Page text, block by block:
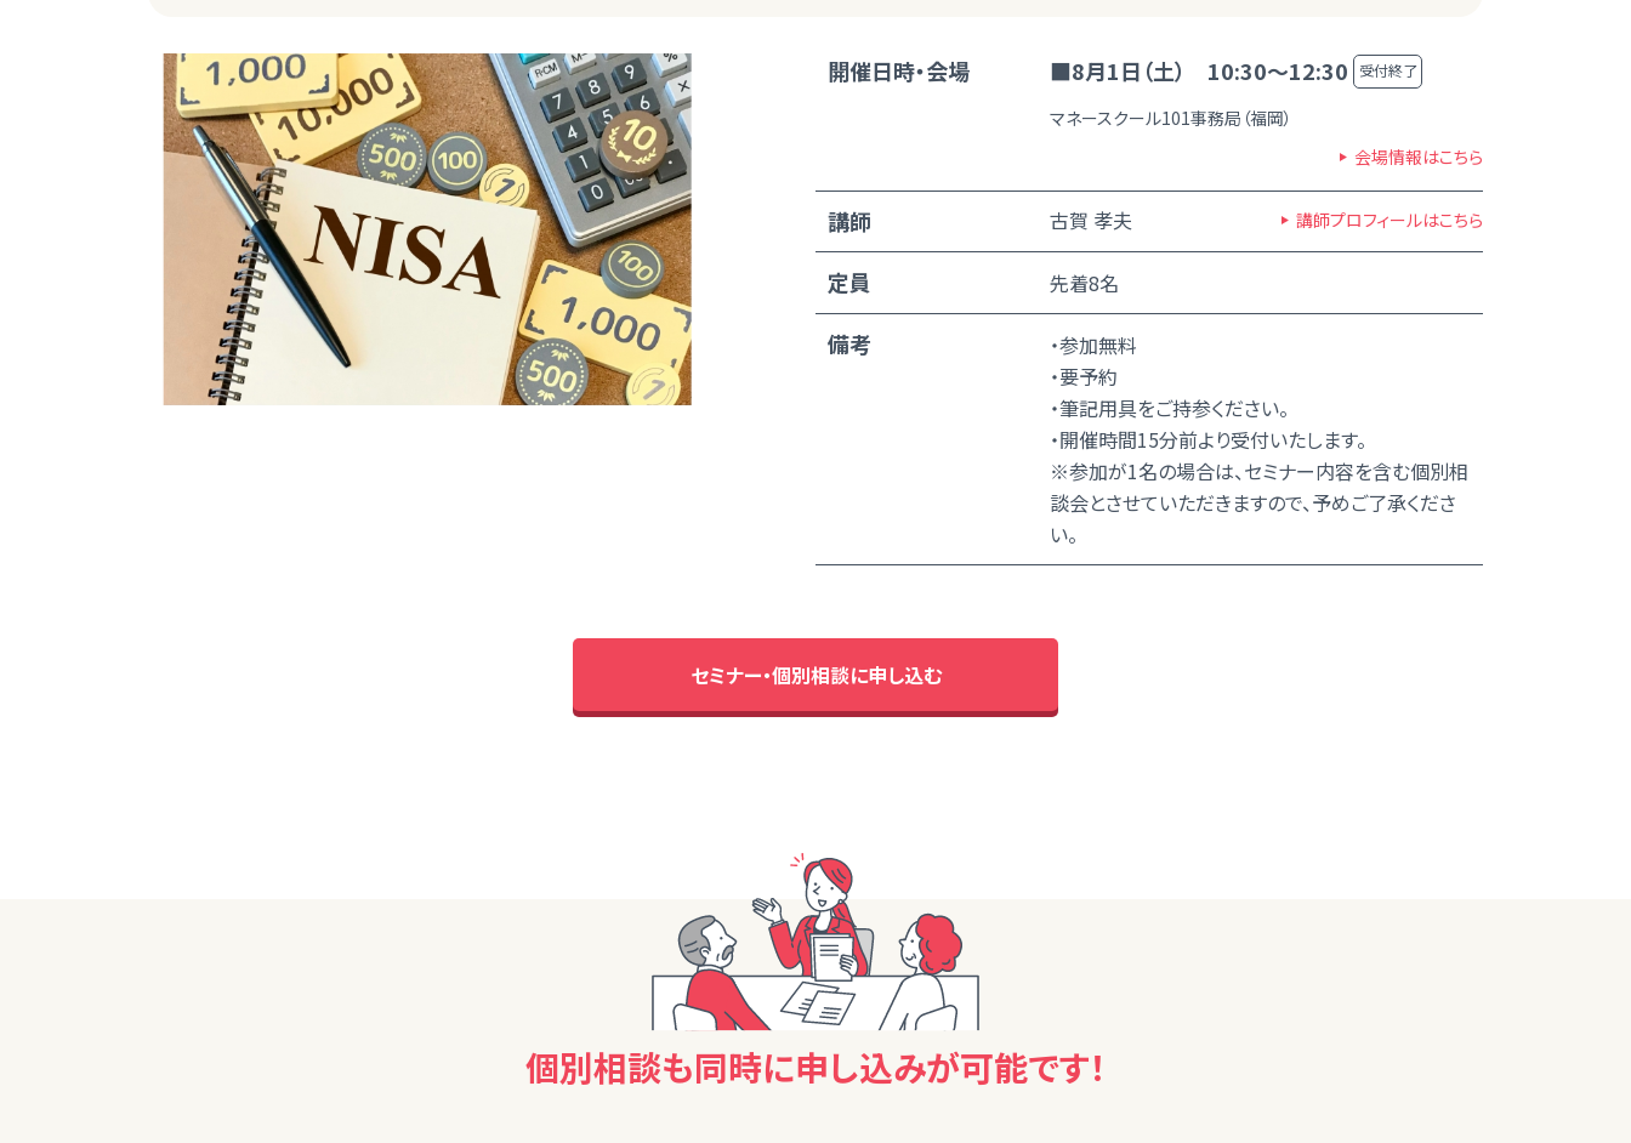
開催日時・会場 ■8月1日（土） 10:30～12:30 受付終了
マネースクール101事務局（福岡）
会場情報はこちら
講師 古賀 孝夫 講師プロフィールはこちら
定員 先着8名
備考
・参加無料
・要予約
・筆記用具をご持参ください。
・開催時間15分前より受付いたします。
※参加が1名の場合は、セミナー内容を含む個別相
談会とさせていただきますので、予めご了承くださ
い。
セミナー・個別相談に申し込む
個別相談も同時に申し込みが可能です！